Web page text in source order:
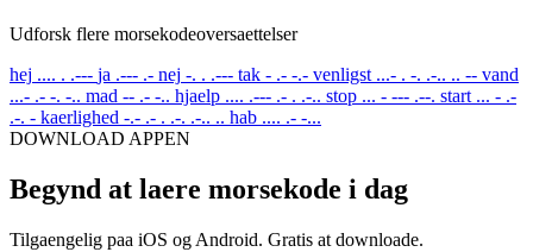
Udforsk flere morsekodeoversaettelser
hej .... . .--- ja .--- .- nej -. . .--- tak - .- -.- venligst ...- . -. .-.. .. -- vand
...- .- -. -.. mad -- .- -.. hjaelp .... .--- .- . .-.. stop ... - --- .--. start ... - .-
.-. - kaerlighed -.- .- . .-. .-.. .. hab .... .- -...
DOWNLOAD APPEN
Begynd at laere morsekode i dag
Tilgaengelig paa iOS og Android. Gratis at downloade.